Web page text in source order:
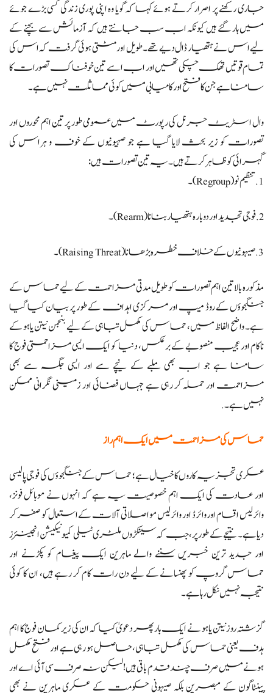
جاری رکھنے پر اصرار کرتے ہوئے کہا کہ گویا وہ اپنی پوری زندگی کسی بڑے جوئے
میں ہار گئے ہیں کیونکہ اب سب جانتے ہیں کہ آزمائش سے بچنے کے
لیے اس نے ہتھیار ڈال دیے تھے۔ طویل اور مٹتی ہوئی گرفت کہ اس کی
تمام قوتیں تھک چکی تھیں اور اب اسے تین خوفناک تصورات کا
سامنا ہے جن کا فتح اور کامیابی میں کوئی مماثلت نہیں ہے۔
وال اسٹریٹ جرنل کی رپورٹ میں عمومی طور پر تین اہم محوروں اور
تصورات کو زیر بحث لایا گیا ہے جو صہیونیوں کے خوف و ہراس کی
گہرائی کو ظاہر کرتے ہیں۔ یہ تین تصورات ہیں:
1. تنظیم نو (Regroup)۔
2. فوجی تجدید اور دوبارہ ہتھیار بنانا (Rearm)۔
3. صیہونیوں کے خلاف خطرہ بڑھانا (Raising Threat)۔
مذکورہ بالا تین اہم تصورات کو طویل مدتی مزاحمت کے لیے حماس کے
جنگجوؤں کے روڈ میپ اور مرکزی اہداف کے طور پر بیان کیا گیا
ہے۔ واضح الفاظ میں، حماس کی مکمل تباہی کے لیے بنجمن نیتن یاہو کے
ناکام اور عجیب منصوبے کے برعکس، دنیا کو ایک ایسی مزاحمتی فوج کا
سامنا ہے جو اب بھی ملبے کے نیچے سے اور ایسی جگہ سے بھی
مزاحمت اور حملہ کر رہی ہے جہاں فضائی اور زمینی نگرانی ممکن
نہیں ہے۔ .
حماس کی مزاحمت میں ایک اہم راز
عسکری تجزیہ کاروں کا خیال ہے؛ حماس کے جنگجوؤں کی فوجی پالیسی
اور عادت کی ایک اہم خصوصیت یہ ہے کہ انہوں نے موبائل فونز،
وائرلیس اقسام اور وائرڈ اور وائرلیس مواصلاتی آلات کے استعمال کو صفر کر
دیا ہے۔ نتیجے کے طور پر، جب کہ سینکڑوں ملٹری ٹیلی کمیونیکیشن انجینئرز
اور جدید ترین خبریں سننے والے ماہرین ایک پیغام کو پکڑنے اور
حماس گروپ کو پھنسانے کے لیے دن رات کام کر رہے ہیں، ان کا کوئی
نتیجہ نہیں نکل رہا ہے۔
گزشتہ روز نیتن یاہو نے ایک بار پھر دعویٰ کیا کہ ان کی زیر کمان فوج کا اہم
ہدف یعنی حماس کی مکمل تباہی، حاصل ہو رہی ہے اور فتح مکمل
ہونے میں صرف چند قدم باقی ہیں! لیکن نہ صرف سی آئی اے اور
پینٹاگون کے مبصرین بلکہ صیہونی حکومت کے عسکری ماہرین نے بھی